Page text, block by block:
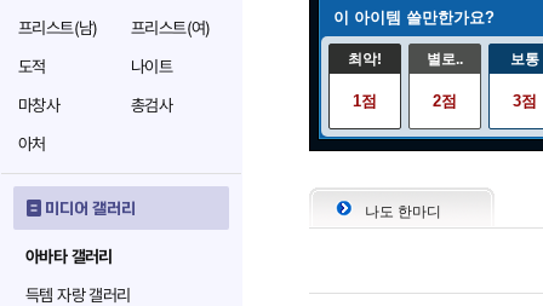
프리스트(남)
프리스트(여)
도적
나이트
마창사
총검사
아처
미디어 갤러리
아바타 갤러리
득템 자랑 갤러리
이 아이템 쓸만한가요?
최악!
1점
별로..
2점
보통
3점
나도 한마디